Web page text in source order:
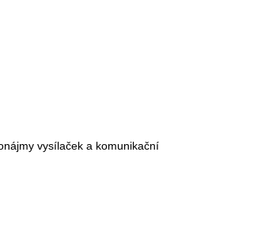
vysílaček a komunikační